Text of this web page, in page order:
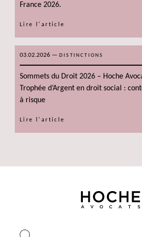
France 2026.
Lire l'article
03.02.2026 — DISTINCTIONS
Sommets du Droit 2026 – Hoche
Trophée d’Argent en droit social :
à risque
Lire l'article